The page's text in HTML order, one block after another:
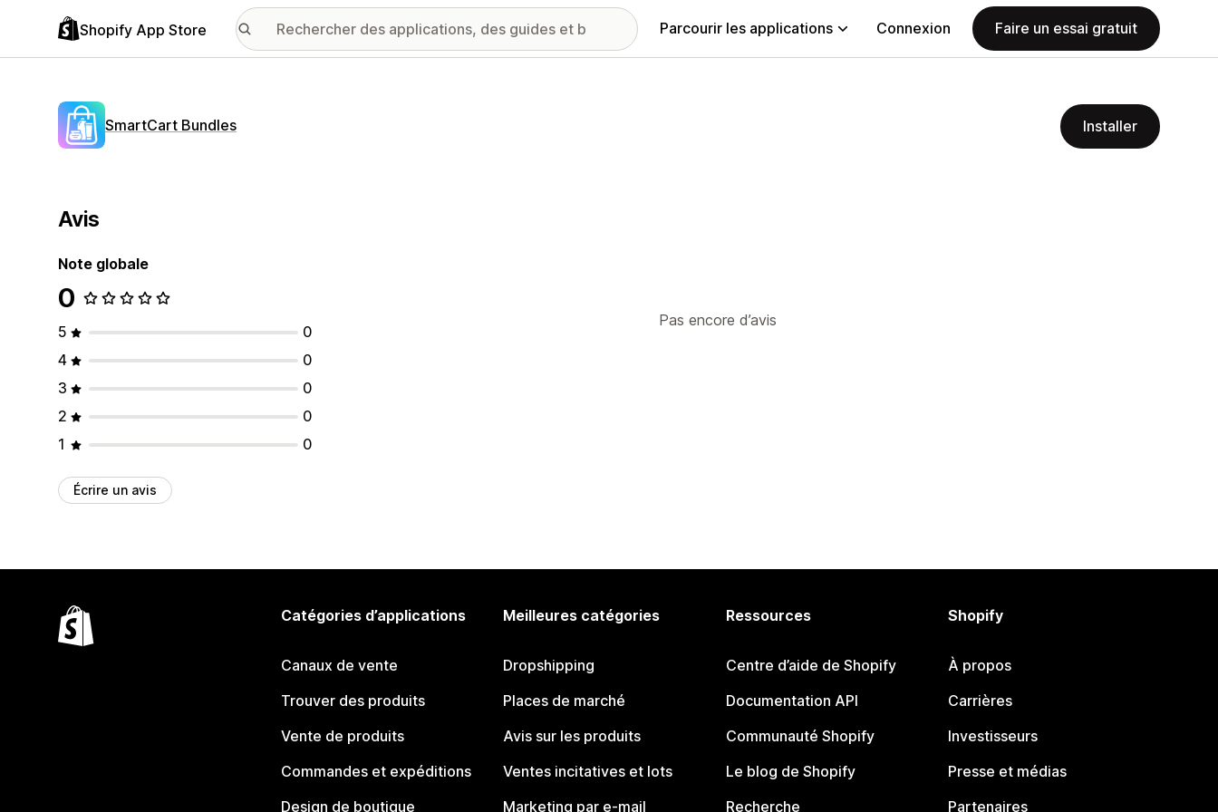
Shopify App Store Parcourir les applications Connexion Faire un essai gratuit
SmartCart Bundles Installer
Avis
Note globale
0
5
0
4
0
3
0
2
0
1
0
Écrire un avis
Pas encore d’avis
Catégories d’applications
Canaux de vente
Trouver des produits
Vente de produits
Commandes et expéditions
Design de boutique
Meilleures catégories
Dropshipping
Places de marché
Avis sur les produits
Ventes incitatives et lots
Marketing par e-mail
Ressources
Centre d’aide de Shopify
Documentation API
Communauté Shopify
Le blog de Shopify
Recherche
Shopify
À propos
Carrières
Investisseurs
Presse et médias
Partenaires